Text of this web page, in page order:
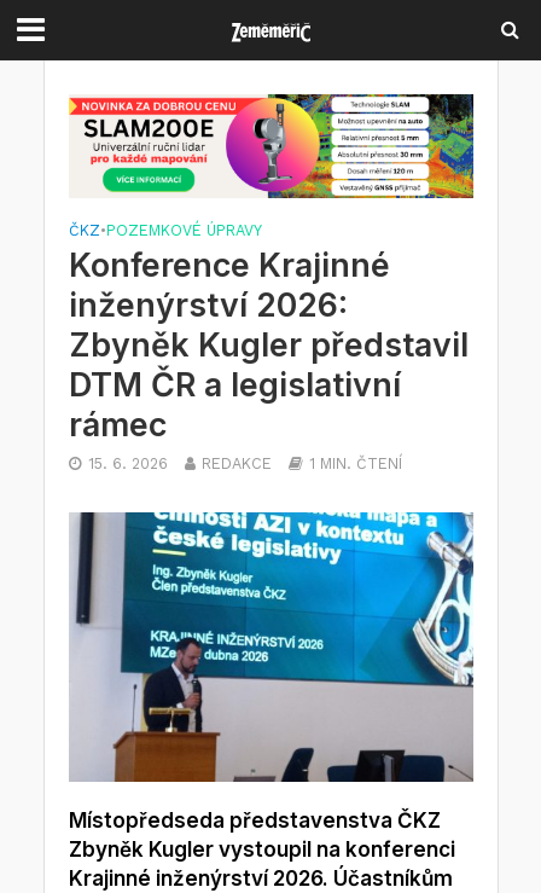
ČKZ•POZEMKOVÉ ÚPRAVY
Konference Krajinné
inženýrství 2026:
Zbyněk Kugler představil
DTM ČR a legislativní
rámec
15. 6. 2026 REDAKCE 1 MIN. ČTENÍ
Místopředseda představenstva ČKZ
Zbyněk Kugler vystoupil na konferenci
Krajinné inženýrství 2026. Účastníkům